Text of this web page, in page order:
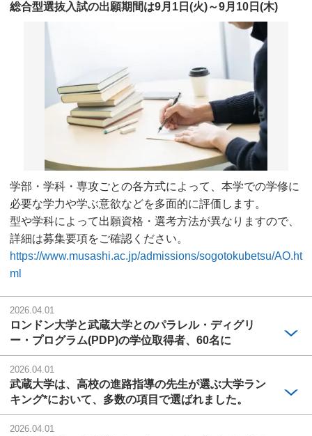
総合型選抜入試の出願期間は9月1日(火)～9月10日(木)
学部・学科・専攻ごとの各方式によって、本学での学修に
必要な学力や学ぶ意欲などを多面的に評価します。
型や学科によって出願資格・選考方法が異なりますので、
詳細は募集要項をご確認ください。
https://www.musashi.ac.jp/admissions/sogotokubetsu/AO.ht
ml
2026.04.01
ロンドン大学と武蔵大学とのパラレル・ディグリ
ー・プログラム(PDP)の学位取得者、60名に
2026.04.01
武蔵大学は、高校の進路指導の先生が選ぶ大学ラン
キング*において、多数の項目で選ばれました。
2026.04.01